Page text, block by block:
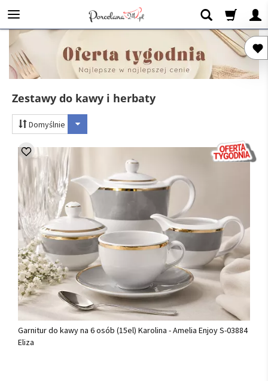
Zestawy do kawy i herbaty
Domyślnie
Garnitur do kawy na 6 osób (15el) Karolina - Amelia Enjoy S-03884
Eliza